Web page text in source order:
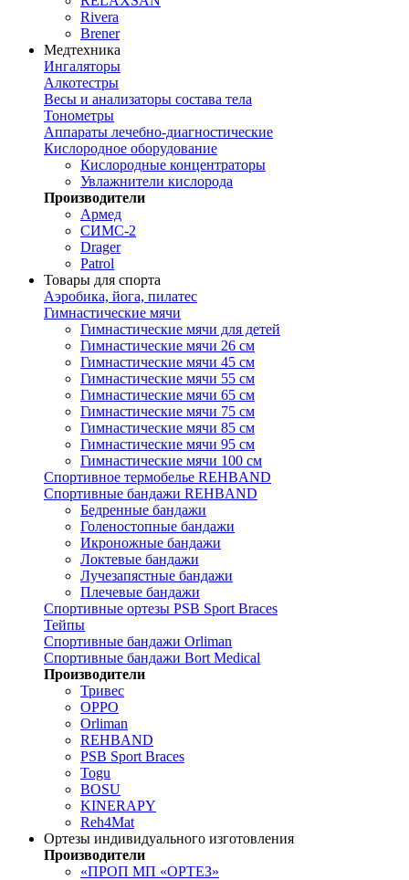
Rivera
Brener
Медтехника
Ингаляторы
Алкотестры
Весы и анализаторы состава тела
Тонометры
Аппараты лечебно-диагностические
Кислородное оборудование
Кислородные концентраторы
Увлажнители кислорода
Производители
Армед
СИМС-2
Drager
Patrol
Товары для спорта
Аэробика, йога, пилатес
Гимнастические мячи
Гимнастические мячи для детей
Гимнастические мячи 26 см
Гимнастические мячи 45 см
Гимнастические мячи 55 см
Гимнастические мячи 65 см
Гимнастические мячи 75 см
Гимнастические мячи 85 см
Гимнастические мячи 95 см
Гимнастические мячи 100 см
Спортивное термобелье REHBAND
Спортивные бандажи REHBAND
Бедренные бандажи
Голеностопные бандажи
Икроножные бандажи
Локтевые бандажи
Лучезапястные бандажи
Плечевые бандажи
Спортивные ортезы PSB Sport Braces
Тейпы
Спортивные бандажи Orliman
Спортивные бандажи Bort Medical
Производители
Тривес
OPPO
Orliman
REHBAND
PSB Sport Braces
Togu
BOSU
KINERAPY
Reh4Mat
Ортезы индивидуального изготовления
Производители
«ПРОП МП «ОРТЕЗ»